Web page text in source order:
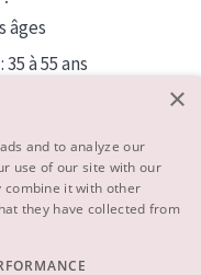
âges
35 à 55 ans
×
and to analyze our
use of our site with our
combine it with other
they have collected from